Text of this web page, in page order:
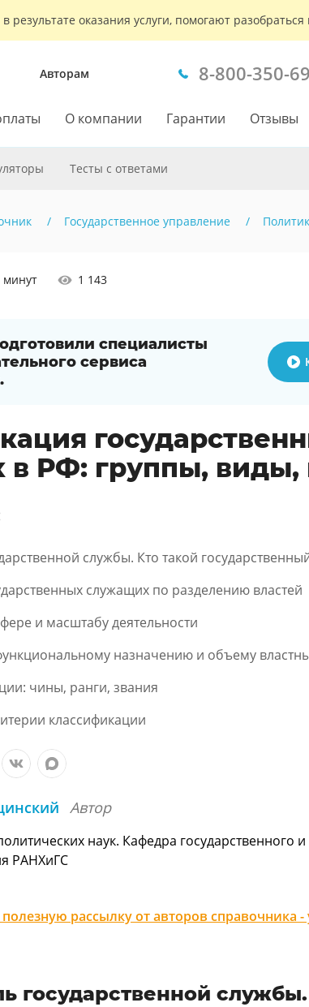
результате оказания услуги, помогают
Авторам 8-800-350-
О компании Гарантии Отзывы
Тесты с ответами
Государственное управление
минут 1 143
специалисты
сервиса
РФ: группы, виды,
службы. Кто такой
служащих по разделению властей
и масштабу деятельности
назначению и объему
чины, ранги, звания
классификации
Автор
наук. Кафедра государственного
РАНХиГС
рассылку от авторов справочника
государственной службы.